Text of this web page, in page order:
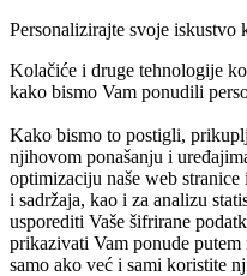
Personalizirajte svoje iskustvo
Kolačiće i druge tehnologije
kako bismo Vam ponudili
Kako bismo to postigli,
njihovom ponašanju i
optimizaciju naše web
i sadržaja, kao i za analizu
usporediti Vaše šifrirane
prikazivati Vam ponude
samo ako već i sami koristite